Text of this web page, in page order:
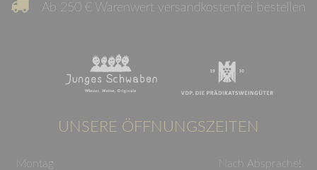
Ab 250 € Warenwert versandkostenfrei bestellen
UNSERE ÖFFNUNGSZEITEN
Montag
Nach Absprache!